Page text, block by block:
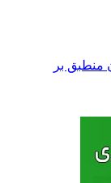
منطبق بر